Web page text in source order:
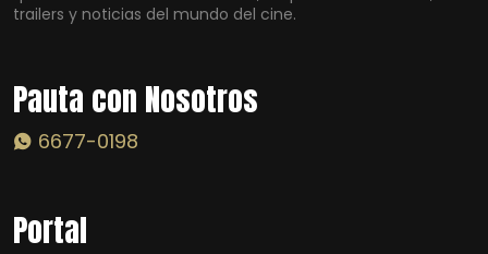
trailers y noticias del mundo del cine.
Pauta con Nosotros
6677-0198
Portal